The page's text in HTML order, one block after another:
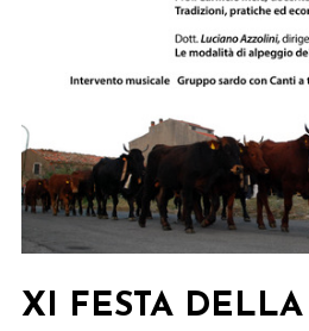
XI FESTA DELLA